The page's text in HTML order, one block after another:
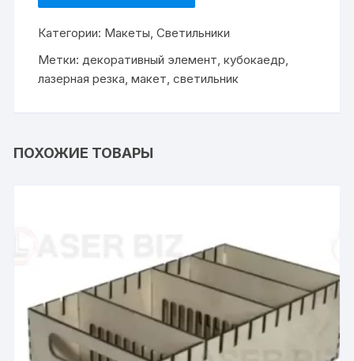
Категории: Макеты ,Светильники
Метки: декоративный элемент ,кубокаедр
лазерная резка ,макет ,светильник
ПОХОЖИЕ ТОВАРЫ